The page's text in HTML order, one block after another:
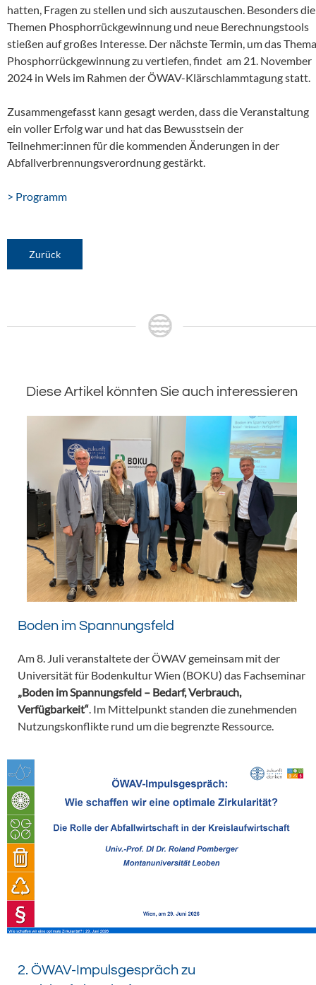
hatten, Fragen zu stellen und sich auszutauschen. Besonders die
Themen Phosphorrückgewinnung und neue Berechnungstools
stießen auf großes Interesse. Der nächste Termin, um das Thema
Phosphorrückgewinnung zu vertiefen, findet am 21. November
2024 in Wels im Rahmen der ÖWAV-Klärschlammtagung statt.
Zusammengefasst kann gesagt werden, dass die Veranstaltung
ein voller Erfolg war und hat das Bewusstsein der
Teilnehmer:innen für die kommenden Änderungen in der
Abfallverbrennungsverordnung gestärkt.
> Programm
Zurück
Diese Artikel könnten Sie auch interessieren
Boden im Spannungsfeld
Am 8. Juli veranstaltete der ÖWAV gemeinsam mit der
Universität für Bodenkultur Wien (BOKU) das Fachseminar
„Boden im Spannungsfeld – Bedarf, Verbrauch,
Verfügbarkeit“. Im Mittelpunkt standen die zunehmenden
Nutzungskonflikte rund um die begrenzte Ressource.
2. ÖWAV-Impulsgespräch zu